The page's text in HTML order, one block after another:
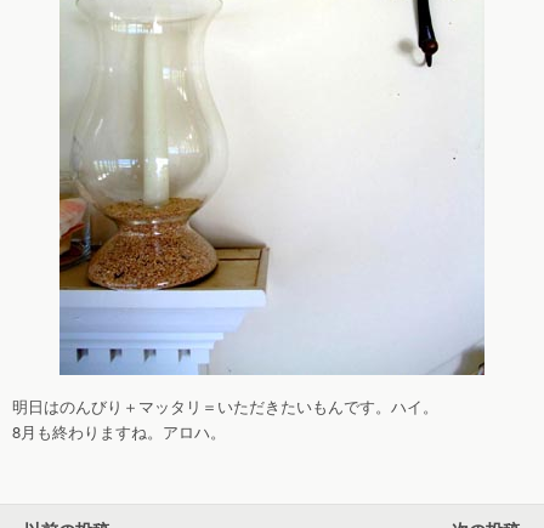
明日はのんびり＋マッタリ＝いただきたいもんです。ハイ。
8月も終わりますね。アロハ。